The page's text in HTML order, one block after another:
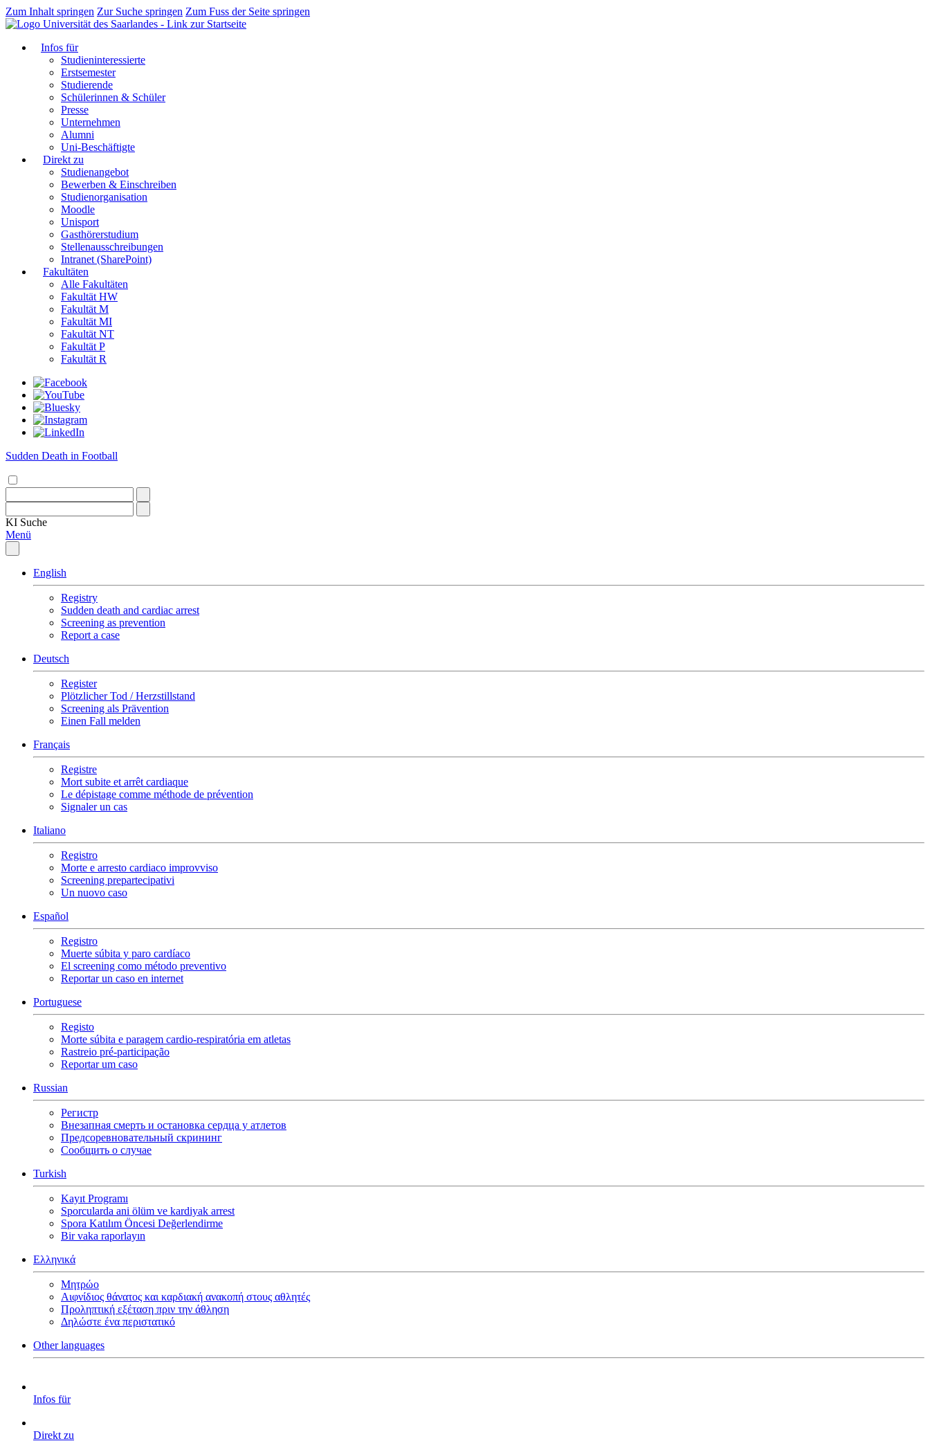
Zum Inhalt springen Zur Suche springen Zum Fuss der Seite springen
Infos für
Studieninteressierte
Erstsemester
Studierende
Schülerinnen & Schüler
Presse
Unternehmen
Alumni
Uni-Beschäftigte
Direkt zu
Studienangebot
Bewerben & Einschreiben
Studienorganisation
Moodle
Unisport
Gasthörerstudium
Stellenausschreibungen
Intranet (SharePoint)
Fakultäten
Alle Fakultäten
Fakultät HW
Fakultät M
Fakultät MI
Fakultät NT
Fakultät P
Fakultät R
Sudden Death in Football
KI Suche
Menü
English
Registry
Sudden death and cardiac arrest
Screening as prevention
Report a case
Deutsch
Register
Plötzlicher Tod / Herzstillstand
Screening als Prävention
Einen Fall melden
Français
Registre
Mort subite et arrêt cardiaque
Le dépistage comme méthode de prévention
Signaler un cas
Italiano
Registro
Morte e arresto cardiaco improvviso
Screening prepartecipativi
Un nuovo caso
Español
Registro
Muerte súbita y paro cardíaco
El screening como método preventivo
Reportar un caso en internet
Portuguese
Registo
Morte súbita e paragem cardio-respiratória em atletas
Rastreio pré-participação
Reportar um caso
Russian
Регистр
Внезапная смерть и остановка сердца у атлетов
Предсоревновательный скрининг
Сообщить о случае
Turkish
Kayıt Programı
Sporcularda ani ölüm ve kardiyak arrest
Spora Katılım Öncesi Değerlendirme
Bir vaka raporlayın
Ελληνικά
Μητρώο
Αιφνίδιος θάνατος και καρδιακή ανακοπή στους αθλητές
Προληπτική εξέταση πριν την άθληση
Δηλώστε ένα περιστατικό
Other languages
Infos für
Direkt zu